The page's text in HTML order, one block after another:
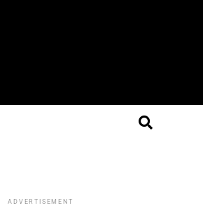
ADVERTISEMENT